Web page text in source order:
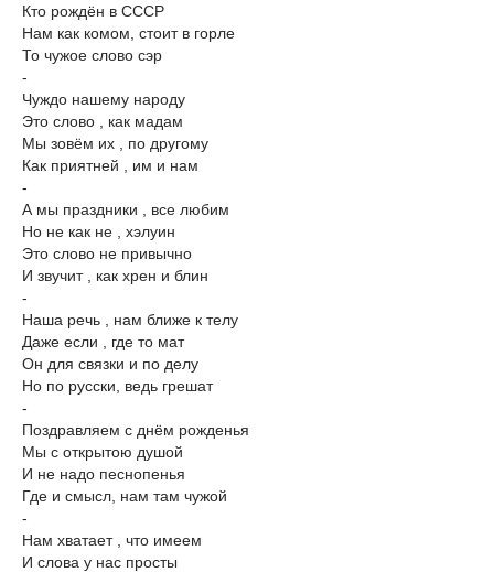
Кто рождён в СССР
Нам как комом, стоит в горле
То чужое слово сэр
-
Чуждо нашему народу
Это слово , как мадам
Мы зовём их , по другому
Как приятней , им и нам
-
А мы праздники , все любим
Но не как не , хэлуин
Это слово не привычно
И звучит , как хрен и блин
-
Наша речь , нам ближе к телу
Даже если , где то мат
Он для связки и по делу
Но по русски, ведь грешат
-
Поздравляем с днём рожденья
Мы с открытою душой
И не надо песнопенья
Где и смысл, нам там чужой
-
Нам хватает , что имеем
И слова у нас просты